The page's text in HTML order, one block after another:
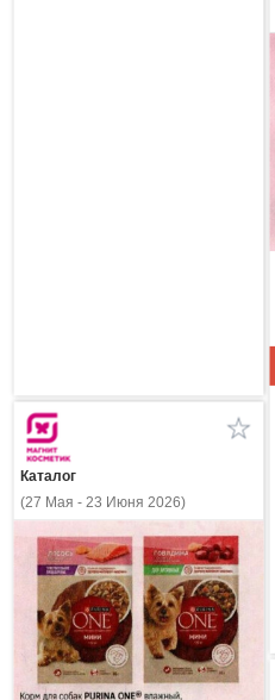
Каталог
(27 Мая - 23 Июня 2026)